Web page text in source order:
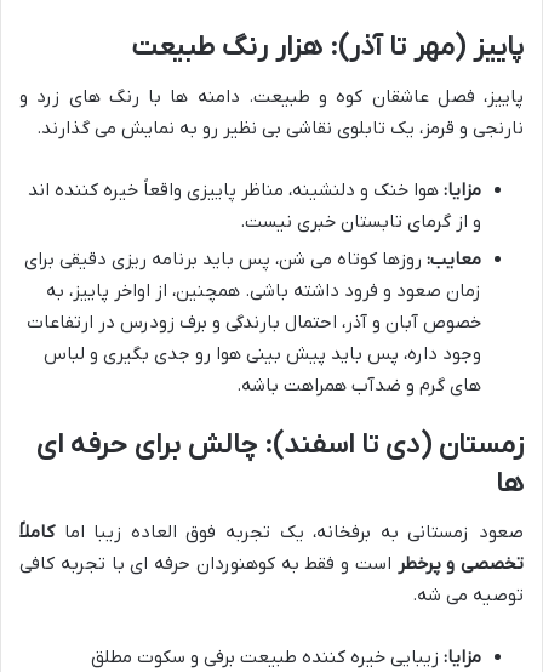
پاییز (مهر تا آذر): هزار رنگ طبیعت
پاییز، فصل عاشقان کوه و طبیعت. دامنه ها با رنگ های زرد و
نارنجی و قرمز، یک تابلوی نقاشی بی نظیر رو به نمایش می گذارند.
مزایا: هوا خنک و دلنشینه، مناظر پاییزی واقعاً خیره کننده اند
و از گرمای تابستان خبری نیست.
معایب: روزها کوتاه می شن، پس باید برنامه ریزی دقیقی برای
زمان صعود و فرود داشته باشی. همچنین، از اواخر پاییز، به
خصوص آبان و آذر، احتمال بارندگی و برف زودرس در ارتفاعات
وجود داره، پس باید پیش بینی هوا رو جدی بگیری و لباس
های گرم و ضدآب همراهت باشه.
زمستان (دی تا اسفند): چالش برای حرفه ای
ها
صعود زمستانی به برفخانه، یک تجربه فوق العاده زیبا اماکاملاً
تخصصی و پرخطر است و فقط به کوهنوردان حرفه ای با تجربه کافی
توصیه می شه.
مزایا: زیبایی خیره کننده طبیعت برفی و سکوت مطلق